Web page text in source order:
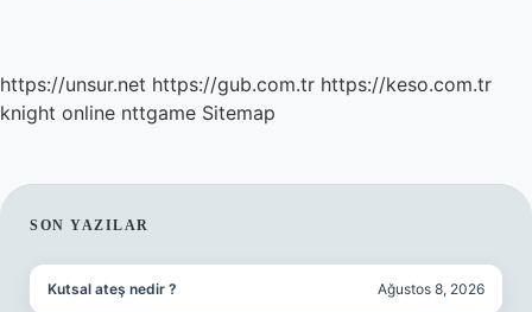
https://unsur.net https://gub.com.tr https://keso.com.tr
knight online nttgame Sitemap
SIDEBAR
SON YAZILAR
Kutsal ateş nedir ? Ağustos 8, 2026